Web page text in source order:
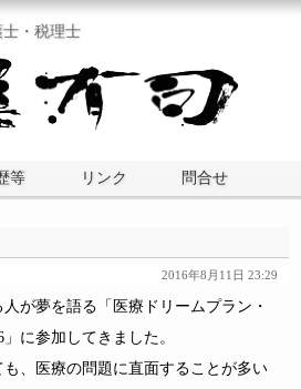
・税理士
等 リンク 問合せ
2016年8月11日 23:29
が夢を語る「医療ドリームプラン・
に参加してきました。
、医療の問題に直面することが多い